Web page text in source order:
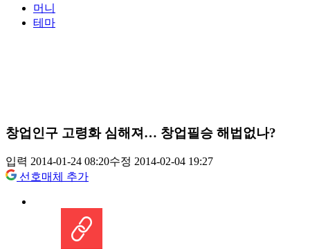
머니
테마
창업인구 고령화 심해져… 창업필승 해법없나?
입력 2014-01-24 08:20수정 2014-02-04 19:27
선호매체 추가